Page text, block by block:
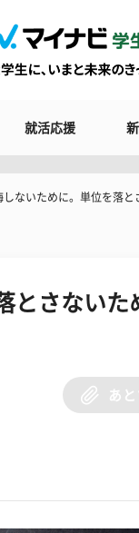
就活応援
しないために。単位を落と
とさないた
あ